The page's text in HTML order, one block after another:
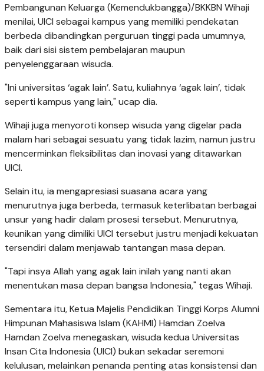
Pembangunan Keluarga (Kemendukbangga)/BKKBN Wihaji
menilai, UICI sebagai kampus yang memiliki pendekatan
berbeda dibandingkan perguruan tinggi pada umumnya,
baik dari sisi sistem pembelajaran maupun
penyelenggaraan wisuda.
"Ini universitas ‘agak lain’. Satu, kuliahnya ‘agak lain’, tidak
seperti kampus yang lain," ucap dia.
Wihaji juga menyoroti konsep wisuda yang digelar pada
malam hari sebagai sesuatu yang tidak lazim, namun justru
mencerminkan fleksibilitas dan inovasi yang ditawarkan
UICI.
Selain itu, ia mengapresiasi suasana acara yang
menurutnya juga berbeda, termasuk keterlibatan berbagai
unsur yang hadir dalam prosesi tersebut. Menurutnya,
keunikan yang dimiliki UICI tersebut justru menjadi kekuatan
tersendiri dalam menjawab tantangan masa depan.
"Tapi insya Allah yang agak lain inilah yang nanti akan
menentukan masa depan bangsa Indonesia," tegas Wihaji.
Sementara itu, Ketua Majelis Pendidikan Tinggi Korps Alumni
Himpunan Mahasiswa Islam (KAHMI) Hamdan Zoelva
Hamdan Zoelva menegaskan, wisuda kedua Universitas
Insan Cita Indonesia (UICI) bukan sekadar seremoni
kelulusan, melainkan penanda penting atas konsistensi dan